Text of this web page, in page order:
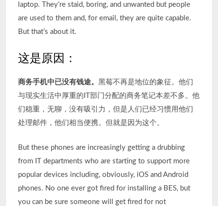
laptop. They’re staid, boring, and unwanted but people
are used to them and, for email, they are quite capable.
But that’s about it.
这是原因：
商务手机中已没有钱途。黑莓不再是地位的象征。他们
与现实生活中厚重的IT部门分配的商务笔记本差不多。他
们稳重，无聊，没有吸引力，但是人们已经习惯用他们
处理邮件，他们相当便携。但就是因为这个。
But these phones are increasingly getting a drubbing
from IT departments who are starting to support more
popular devices including, obviously, iOS and Android
phones. No one ever got fired for installing a BES, but
you can be sure someone will get fired for not